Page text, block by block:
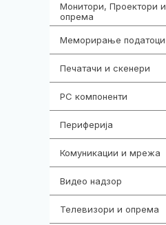
Монитори, Проектори и
опрема
Меморирање податоци
Печатачи и скенери
PC компоненти
Периферија
Комуникации и мрежа
Видео надзор
Телевизори и опрема